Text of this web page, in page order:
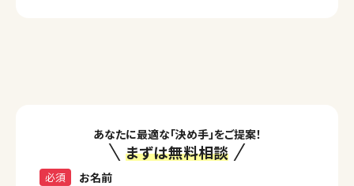
あなたに最適な「決め手」をご提案！
まずは無料相談
お名前
必須